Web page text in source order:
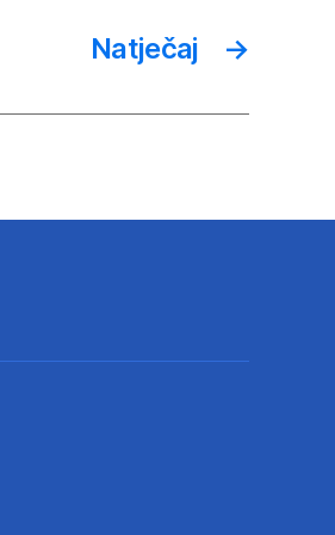
→
Natječaj